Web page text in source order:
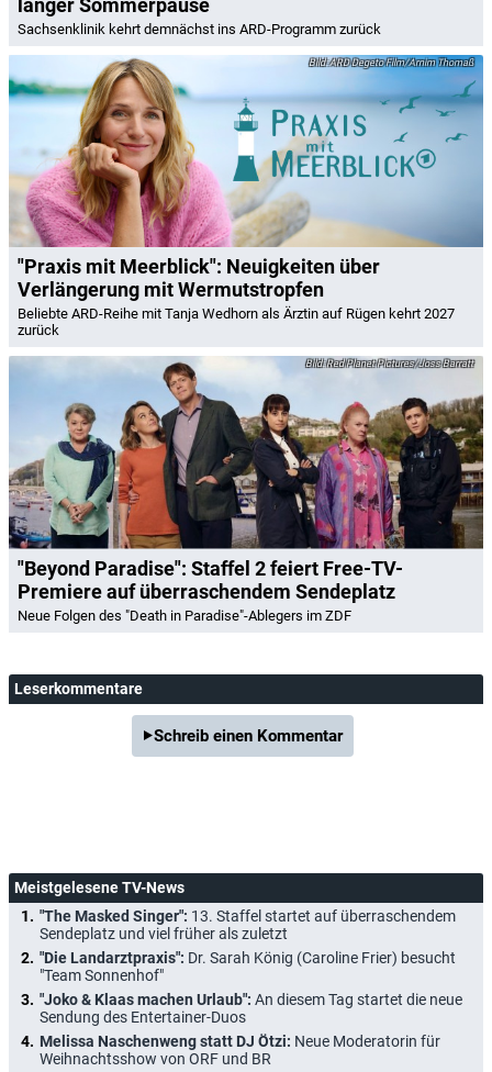
Sachsenklinik kehrt demnächst ins ARD-Programm zurück
ARD Degeto Film/Arnim Thomaß
"Praxis mit Meerblick": Neuigkeiten über
Verlängerung mit Wermutstropfen
Beliebte ARD-Reihe mit Tanja Wedhorn als Ärztin auf Rügen kehrt 2027
zurück
Red Planet Pictures/Joss Barratt
"Beyond Paradise": Staffel 2 feiert Free-TV-
Premiere auf überraschendem Sendeplatz
Neue Folgen des "Death in Paradise"-Ablegers im ZDF
Leserkommentare
Schreib einen Kommentar
Meistgelesene TV-News
"The Masked Singer": 13. Staffel startet auf überraschendem
Sendeplatz und viel früher als zuletzt
"Die Landarztpraxis": Dr. Sarah König (Caroline Frier) besucht
"Team Sonnenhof"
"Joko & Klaas machen Urlaub": An diesem Tag startet die neue
Sendung des Entertainer-Duos
Melissa Naschenweng statt DJ Ötzi: Neue Moderatorin für
Weihnachtsshow von ORF und BR